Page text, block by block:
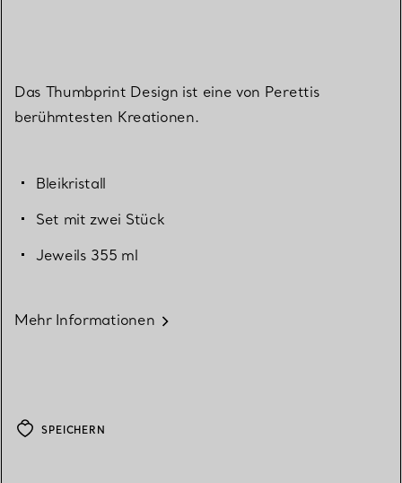
Das Thumbprint Design ist eine von Perettis
berühmtesten Kreationen.
Bleikristall
Set mit zwei Stück
Jeweils 355 ml
Mehr Informationen
SPEICHERN